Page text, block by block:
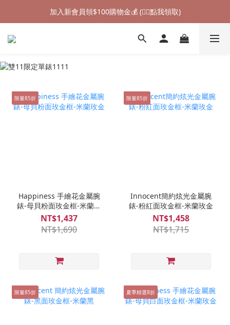
加入新會員領$100購物金💰 (👉🏻點我領取)
加入新會員領$100購物金💰 (👉🏻點我領取)
七夕情人節禮物❤85折起 (👉🏻點我探索)
限量85折
Happiness 手繪花金屬腕
錶-母貝粉面玫金框-米蘭玫
金
NT$1,437
NT$1,690
限量85折
Innocent簡約炫光金屬腕
錶-粉紅面玫金框-米蘭玫金
NT$1,458
NT$1,715
限量85折 夏季精選8折